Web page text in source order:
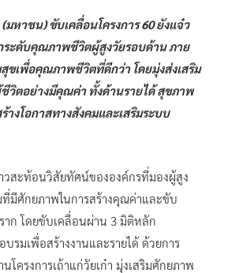
หาชน) ขับเคลื่อนโครงการ 60 ยังแจ๋ว
ระดับคุณภาพชีวิตผู้สูงวัยรอบด้าน ภาย
ขเพื่อคุณภาพชีวิตที่ดีกว่า โดยมุ่งส่งเสริม
ชีวิตอย่างมีคุณค่า ทั้งด้านรายได้ สุขภาพ
างโอกาสทางสังคมและเสริมระบบ
วสะท้อนวิสัยทัศน์ขององค์กรที่มองผู้สูง
มีศักยภาพในการสร้างคุณค่าและขับ
าก โดยขับเคลื่อนผ่าน 3 มิติหลัก
รมเพื่อสร้างงานและรายได้ ด้วยการ
ครงการเถ้าแก่วัยเก๋า มุ่งเสริมศักยภาพ